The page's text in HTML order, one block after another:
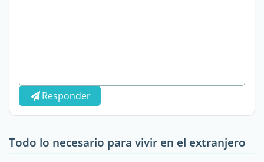
Responder
Todo lo necesario para vivir en el extranjero